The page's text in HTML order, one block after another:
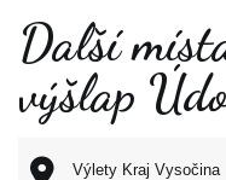
Další
výšlap
Výlety Kraj Vysočina